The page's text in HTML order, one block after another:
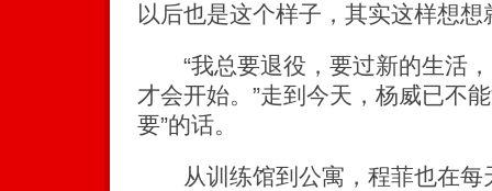
以后也是这个样子，其实这样想想
“我总要退役，要过新的生活，
才会开始。”走到今天，杨威已不
要”的话。
从训练馆到公寓，程菲也在每